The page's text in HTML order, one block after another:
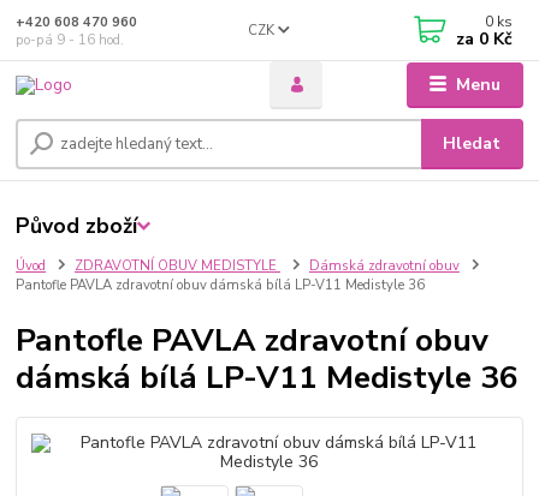
Menu
CZK
Hledat
+420 608 470 960
po-pá 9 - 16 hod.
0 ks
za 0 Kč
Úvod ZDRAVOTNÍ OBUV MEDISTYLE
Dámská zdravotní obuv
Pantofle PAVLA zdravotní obuv dámská bílá LP-V11 Medistyle 36
Pantofle PAVLA zdravotní obuv
dámská bílá LP-V11 Medistyle 36
Původ zboží